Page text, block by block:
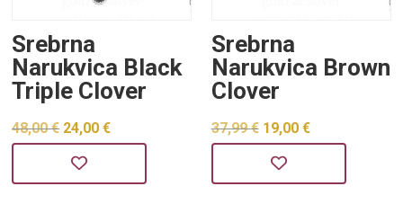
Srebrna
Narukvica Black
Triple Clover
48,00€ Izvorna
cijena
bila
24,00€
je:
Srebrna
Narukvica Brown
Clover
37,99€ Izvorna
cijena
bila
19,00 €
je: